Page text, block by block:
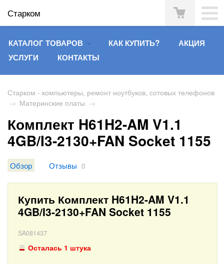
Старком
КАТАЛОГ ТОВАРОВ КАК КУПИТЬ?
АКЦИЯ
УСЛУГИ
КОНТАКТЫ
Старком - компьютеры, ремонт ноутбуков, сотовых телефонов
→ Материнские платы →
Комплект H61H2-AM V1.1
4GB/I3-2130+FAN Socket 1155
Обзор Отзывы 0
Купить Комплект H61H2-AM V1.1
4GB/I3-2130+FAN Socket 1155
SA081437
Осталась 1 штука